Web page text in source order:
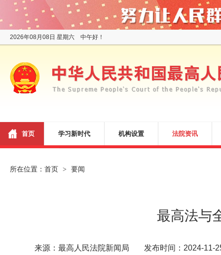
2026年08月08日 星期六 中午好！
首页 学习新时代 机构设置 法院资讯
所在位置： 首页 > 要闻
最高法与
来源：最高人民法院新闻局 发布时间：2024-11-